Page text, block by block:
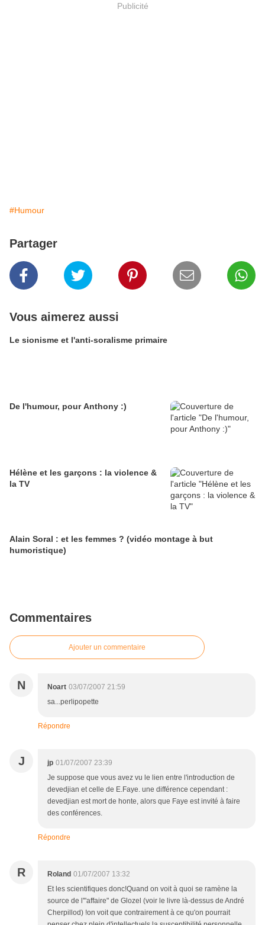
Publicité
#Humour
Partager
Vous aimerez aussi
Le sionisme et l'anti-soralisme primaire
De l'humour, pour Anthony :)
Hélène et les garçons : la violence &
la TV
Alain Soral : et les femmes ? (vidéo montage à but
humoristique)
Commentaires
Ajouter un commentaire
N Noart 03/07/2007 21:59
sa...perlipopette
Répondre
J jp 01/07/2007 23:39
Je suppose que vous avez vu le lien entre l'introduction de
devedjian et celle de E.Faye. une différence cependant :
devedjian est mort de honte, alors que Faye est invité à faire
des conférences.
Répondre
R Roland 01/07/2007 13:32
Et les scientifiques donc!Quand on voit à quoi se ramène la
source de l'"affaire" de Glozel (voir le livre là-dessus de André
Cherpillod) !on voit que contrairement à ce qu'on pourrait